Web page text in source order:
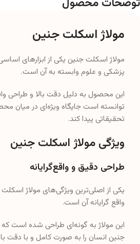
مولاژ اسکلت جنین
مولاژ اسکلت جنین یکی از ابزارهای
پزشکی و علوم وابسته به آن است.
این محصول به دلیل دقت بالا و طراحی
توانسته است جایگاه ویژه‌ای در میان
تحقیقاتی پیدا کند.
ویژگی‌ مولاژ اسکلت جنین
طراحی دقیق و واقع‌گرایانه
یکی از اصلی‌ترین ویژگی‌های مولاژ
واقع‌ گرایانه آن است.
این مولاژ به گونه‌ای طراحی شده است
جنین انسان را به صورت کامل و با دقت